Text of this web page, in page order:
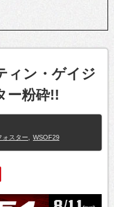
ィン・ゲイジ
ー粉砕!!
ォスター WSOF29